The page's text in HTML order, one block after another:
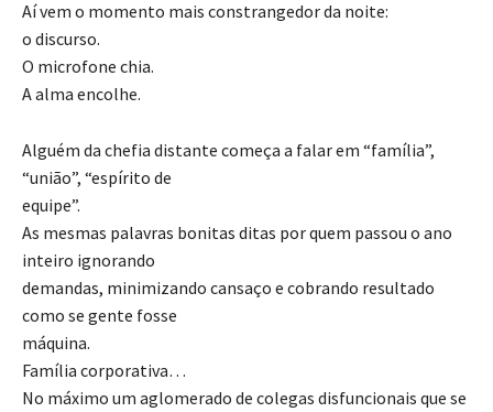
Aí vem o momento mais constrangedor da noite:
o discurso.
O microfone chia.
A alma encolhe.
Alguém da chefia distante começa a falar em “família”,
“união”, “espírito de
equipe”.
As mesmas palavras bonitas ditas por quem passou o ano
inteiro ignorando
demandas, minimizando cansaço e cobrando resultado
como se gente fosse
máquina.
Família corporativa…
No máximo um aglomerado de colegas disfuncionais que se